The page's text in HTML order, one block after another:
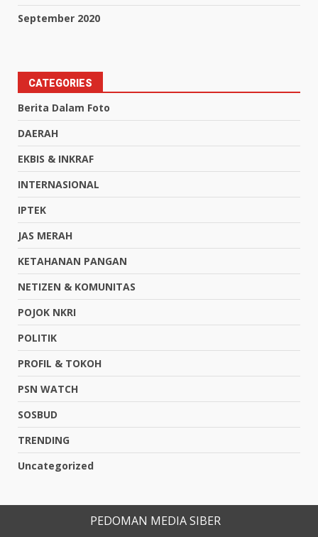
September 2020
CATEGORIES
Berita Dalam Foto
DAERAH
EKBIS & INKRAF
INTERNASIONAL
IPTEK
JAS MERAH
KETAHANAN PANGAN
NETIZEN & KOMUNITAS
POJOK NKRI
POLITIK
PROFIL & TOKOH
PSN WATCH
SOSBUD
TRENDING
Uncategorized
PEDOMAN MEDIA SIBER